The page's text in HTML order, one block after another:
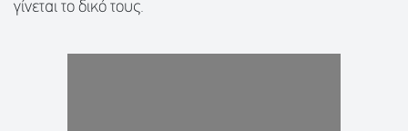
γίνεται το δικό τους.